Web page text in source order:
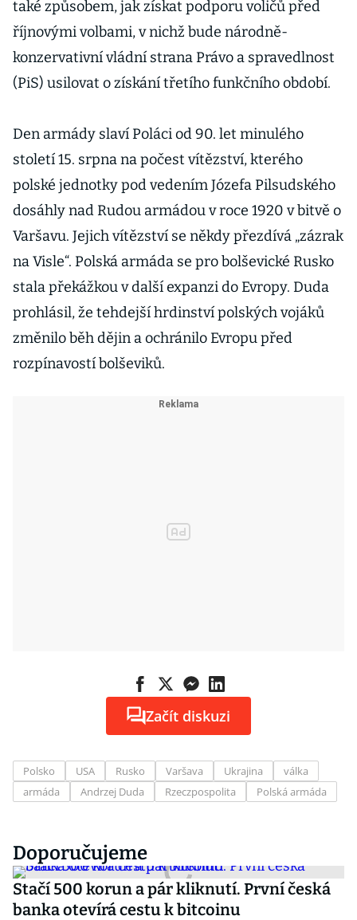
také způsobem, jak získat podporu voličů před
říjnovými volbami, v nichž bude národně-
konzervativní vládní strana Právo a spravedlnost
(PiS) usilovat o získání třetího funkčního období.
Den armády slaví Poláci od 90. let minulého
století 15. srpna na počest vítězství, kterého
polské jednotky pod vedením Józefa Pilsudského
dosáhly nad Rudou armádou v roce 1920 v bitvě o
Varšavu. Jejich vítězství se někdy přezdívá „zázrak
na Visle“. Polská armáda se pro bolševické Rusko
stala překážkou v další expanzi do Evropy. Duda
prohlásil, že tehdejší hrdinství polských vojáků
změnilo běh dějin a ochránilo Evropu před
rozpínavostí bolševiků.
Začít diskuzi
Polsko USA Rusko Varšava Ukrajina
válka
armáda
Andrzej Duda Rzeczpospolita Polská armáda
Doporučujeme
Stačí 500 korun a pár kliknutí. První česká
banka otevírá cestu k bitcoinu